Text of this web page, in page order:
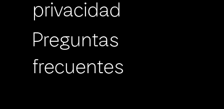
privacidad
Preguntas
frecuentes